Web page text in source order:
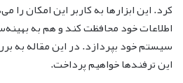
کرد. این ابزارها به کاربر این امکان
اطلاعات خود محافظت کند و هم به
سیستم خود بپردازد. در این مقاله به
این ترفندها خواهیم پرداخت.